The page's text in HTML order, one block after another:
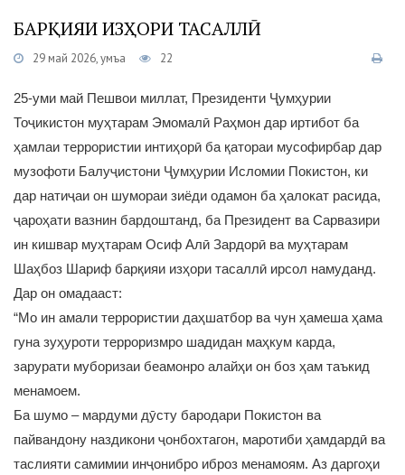
БАРҚИЯИ ИЗҲОРИ ТАСАЛЛӢ
29 май 2026, Ҷумъа 22
25-уми май Пешвои миллат, Президенти Ҷумҳурии
Тоҷикистон муҳтарам Эмомалӣ Раҳмон дар иртибот ба
ҳамлаи террористии интиҳорӣ ба қатораи мусофирбар дар
музофоти Балуҷистони Ҷумҳурии Исломии Покистон, ки
дар натиҷаи он шумораи зиёди одамон ба ҳалокат расида,
ҷароҳати вазнин бардоштанд, ба Президент ва Сарвазири
ин кишвар муҳтарам Осиф Алӣ Зардорӣ ва муҳтарам
Шаҳбоз Шариф барқияи изҳори тасаллӣ ирсол намуданд.
Дар он омадааст:
“Мо ин амали террористии даҳшатбор ва чун ҳамеша ҳама
гуна зуҳуроти терроризмро шадидан маҳкум карда,
зарурати муборизаи беамонро алайҳи он боз ҳам таъкид
менамоем.
Ба шумо – мардуми дӯсту бародари Покистон ва
пайвандону наздикони ҷонбохтагон, маротиби ҳамдардӣ ва
таслияти самимии инҷонибро иброз менамоям. Аз даргоҳи